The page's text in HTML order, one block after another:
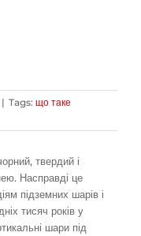
| Tags: що таке
твердий і
Насправді це
підземних шарів і
тисяч років у
шари під